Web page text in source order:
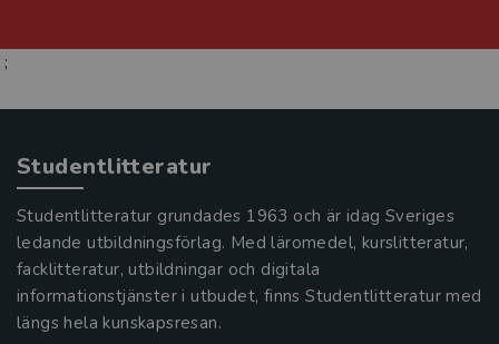
;
Studentlitteratur
Studentlitteratur grundades 1963 och är idag Sveriges
ledande utbildningsförlag. Med läromedel, kurslitteratur,
facklitteratur, utbildningar och digitala
informationstjänster i utbudet, finns Studentlitteratur med
längs hela kunskapsresan.